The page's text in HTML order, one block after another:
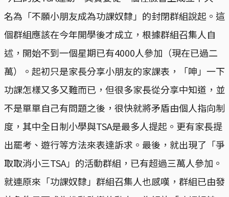
名為「不願小朋友成為功課奴隸」的封閉群組說起。這
個群組應該在今年開學後才成立，根據群組召集人自
述，開始不到一個星期已有4000人參加（現在已過二
萬）。起初只是家長分享小朋友的家課表，「呻」一下
功課怎樣又多又難而已，但很多家長從分享中知道，並
不是單單自己有問題之後，很快就將矛盾由個人指向制
度，其中全日制小學與TSA是最多人提起。更有家長提
出罷考、遊行等方法來表達訴求。最後，就出現了「爭
取取消小三TSA」的活動群組，已有超過三萬人參加。
就連原來「功課奴隸」群組召集人也感嘆，群組已由發